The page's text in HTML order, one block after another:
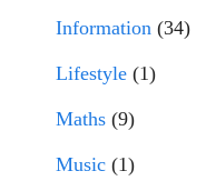
Information (34)
Lifestyle (1)
Maths (9)
Music (1)